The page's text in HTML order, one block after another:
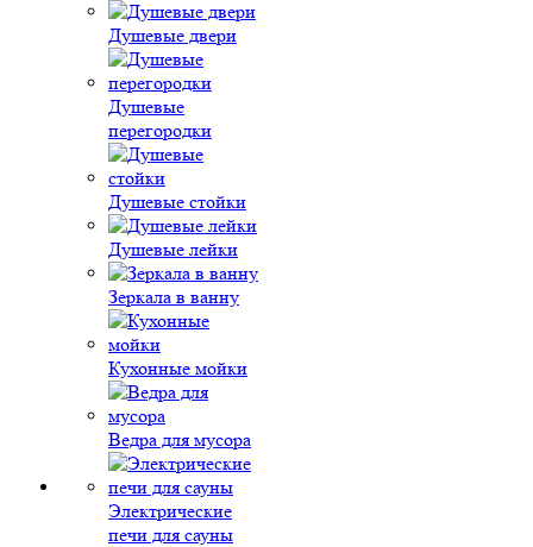
Душевые двери
Душевые
перегородки
Душевые стойки
Душевые лейки
Зеркала в ванну
Кухонные мойки
Ведра для мусора
Электрические
печи для сауны